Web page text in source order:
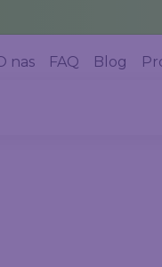
nas FAQ Blog